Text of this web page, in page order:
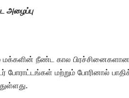
அழைப்பு
மக்களின் நீண்ட கால
போராட்டங்கள் மற்றும் போரினால்